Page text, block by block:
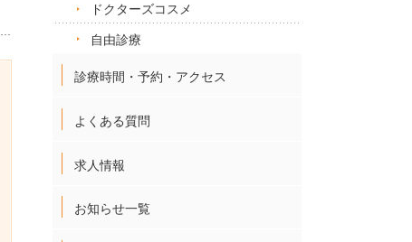
ドクターズコスメ
自由診療
診療時間・予約・アクセス
よくある質問
求人情報
お知らせ一覧